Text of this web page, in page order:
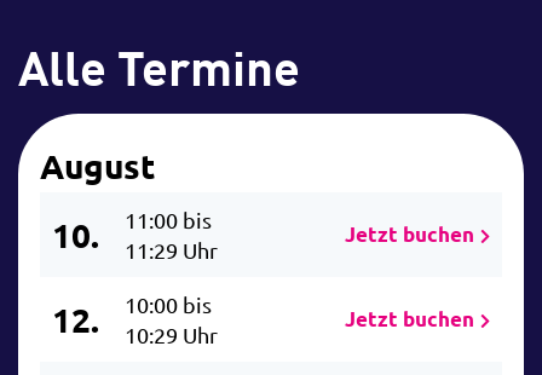
Alle Termine
August
10.
11:00 bis
11:29 Uhr
Jetzt buchen
12.
10:00 bis
10:29 Uhr
Jetzt buchen